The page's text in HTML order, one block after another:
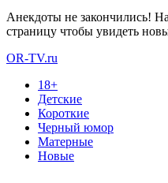
Анекдоты не закончились!
страницу чтобы увидеть
OR-TV.ru
18+
Детские
Короткие
Черный юмор
Матерные
Новые